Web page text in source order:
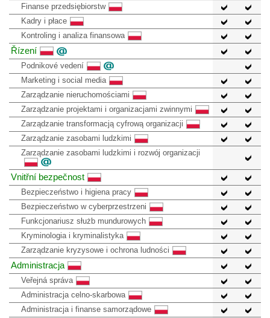
Finanse przedsiębiorstw
Kadry i płace
Kontroling i analiza finansowa
Řízení
Podnikové vedení
Marketing i social media
Zarządzanie nieruchomościami
Zarządzanie projektami i organizacjami zwinnymi
Zarządzanie transformacją cyfrową organizacji
Zarządzanie zasobami ludzkimi
Zarządzanie zasobami ludzkimi i rozwój organizacji
Vnitřní bezpečnost
Bezpieczeństwo i higiena pracy
Bezpieczeństwo w cyberprzestrzeni
Funkcjonariusz służb mundurowych
Kryminologia i kryminalistyka
Zarządzanie kryzysowe i ochrona ludności
Administracja
Veřejná správa
Administracja celno-skarbowa
Administracja i finanse samorządowe